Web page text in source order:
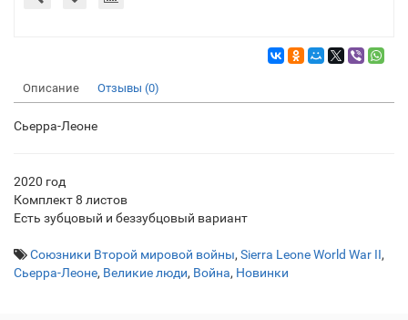
Описание Отзывы (0)
Сьерра-Леоне
2020 год
Комплект 8 листов
Есть зубцовый и беззубцовый вариант
Союзники Второй мировой войны, Sierra Leone World War II,
Сьерра-Леоне, Великие люди, Война, Новинки